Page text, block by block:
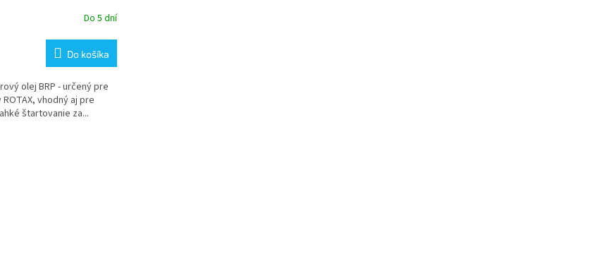
Do 5 dní
Do košíka
olej BRP - určený pre
vhodný aj pre
štartovanie za...